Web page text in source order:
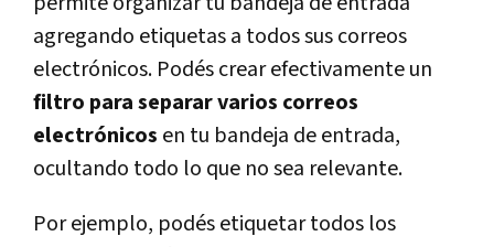
agregando etiquetas a todos sus correos
electrónicos. Podés crear efectivamente un
filtro para separar varios correos
electrónicos en tu bandeja de entrada,
ocultando todo lo que no sea relevante.
Por ejemplo, podés etiquetar todos los